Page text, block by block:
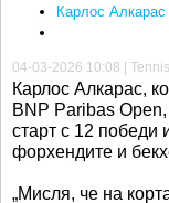
Карлос Алкарас
04-03-2026 10:08 |
Карлос Алкарас,
BNP Paribas
старт с 12 победи
форхендите и
„Мисля, че на